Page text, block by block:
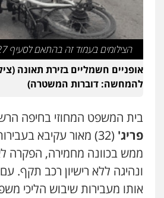
הצילומים בעמוד זה בהתאם לסעיף 27א לחוק זכויות יוצרים
אופניים חשמליים בזירת תאונה
להמחשה: דוברות המשטרה)
בית המשפט המחוזי בחיפה
פריג'
(32) מאור עקיבא
ממש בכוונה מחמירה, הפקרה
ונהיגה ללא רישיון רכב תקף.
אותו מעבירות שיבוש הליכי